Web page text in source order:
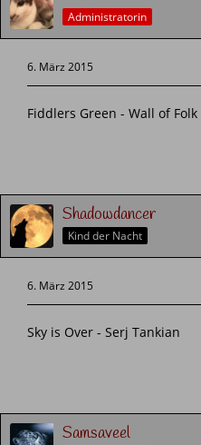
Administratorin
6. März 2015
Fiddlers Green - Wall of Folk
Shadowdancer
Kind der Nacht
6. März 2015
Sky is Over - Serj Tankian
Samsaveel